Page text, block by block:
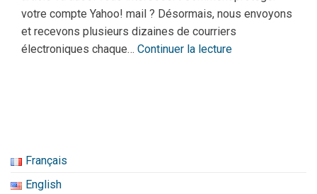
votre compte Yahoo! mail ? Désormais, nous envoyons
et recevons plusieurs dizaines de courriers
électroniques chaque… Continuer la lecture
Français
English